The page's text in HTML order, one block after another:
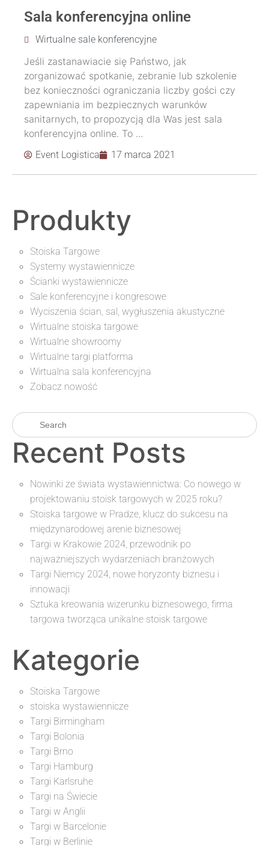
Sala konferencyjna online
Wirtualne sale konferencyjne
Jeśli zastanawiacie się Państwo, jak
zorganizować spotkanie, zebranie lub szkolenie
bez konieczności ograniczania liczby gości czy
zapewniania im bezpiecznych warunków
sanitarnych, to propozycją dla Was jest sala
konferencyjna online. To ...
Event Logistica 17 marca 2021
Produkty
Stoiska Targowe
Systemy wystawiennicze
Ścianki wystawiennicze
Sale konferencyjne i kongresowe
Wyciszenia ścian, sal, wygłuszenia akustyczne
Wirtualne stoiska targowe
Wirtualne showroomy
Wirtualne targi platforma
Wirtualna sala konferencyjna
Zobacz nowość
Recent Posts
Nowinki ze świata wystawiennictwa: Co nowego w
projektowaniu stoisk targowych w 2025 roku?
Stoiska targowe w Pradze, klucz do sukcesu na
międzynarodowej arenie biznesowej
Targi w Krakowie 2024, przewodnik po
najważniejszych wydarzeniach branżowych
Targi Niemcy 2024, nowe horyzonty biznesu i
innowacji
Sztuka kreowania wizerunku biznesowego, firma
targowa tworząca unikalne stoisk targowe
Kategorie
Stoiska Targowe
stoiska wystawiennicze
Targi Birmingham
Targi Bolonia
Targi Brno
Targi Hamburg
Targi Karlsruhe
Targi na Świecie
Targi w Anglii
Targi w Barcelonie
Targi w Berlinie